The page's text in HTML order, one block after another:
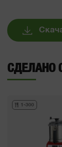
СДЕЛАНО
1-300